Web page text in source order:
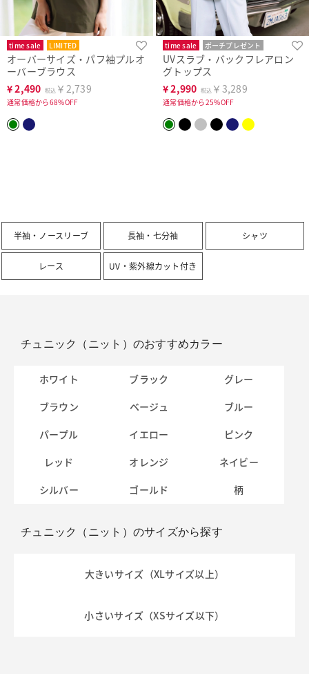
time sale LIMITED
オーバーサイズ・パフ袖プルオ
ーバーブラウス
¥2,490 税込 ￥2,739
通常価格から68%OFF
time sale
ポーチプレゼント
洗濯機可
UVスラブ・バックフレアロン
グトップス
¥2,990 税込 ￥3,289
通常価格から25%OFF
半袖・ノースリーブ 長袖・七分袖 シャツ
レース UV・紫外線カット付き
チュニック（ニット）のおすすめカラー
ホワイト ブラック
グレー
ブラウン
ベージュ
ブルー
パープル
イエロー
ピンク
レッド
オレンジ
ネイビー
シルバー
ゴールド 柄
チュニック（ニット）のサイズから探す
大きいサイズ（XLサイズ以上）
小さいサイズ（XSサイズ以下）